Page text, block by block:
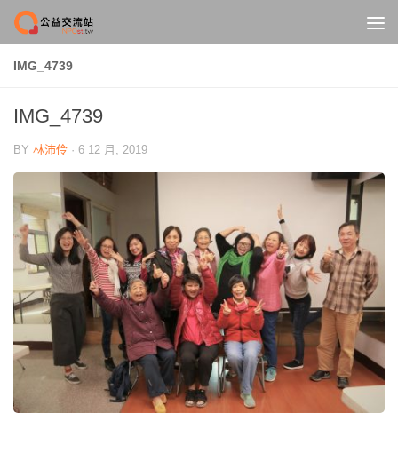
Skip to content
IMG_4739
IMG_4739
BY 林沛伶 · 6 12 月, 2019